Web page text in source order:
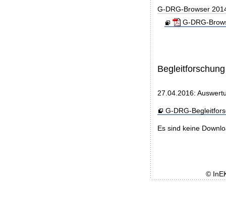
G-DRG-Browser
G-DRG-
Begleitforschung
27.04.2016:
G-DRG-
Es sind keine
©